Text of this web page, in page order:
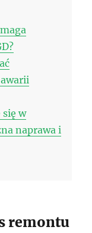
się w
naprawa i
remontu